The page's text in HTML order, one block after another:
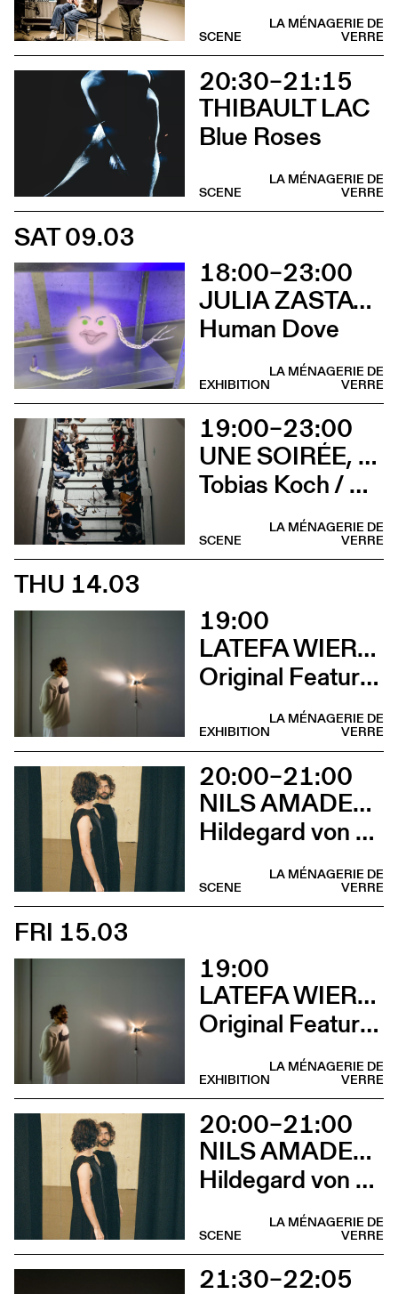
LA MÉNAGERIE DE
VERRE
SCENE
20:30–21:15
THIBAULT LAC
Blue Roses
LA MÉNAGERIE DE
VERRE
SCENE
SAT 09.03
18:00–23:00
JULIA ZASTAVA
Human Dove
LA MÉNAGERIE DE
VERRE
EXHIBITION
19:00–23:00
UNE SOIRÉE, QUATRE CONCERTS
Tobias Koch / Crème solaire / Nathalie Froehlich / Camilla Sparksss
LA MÉNAGERIE DE
VERRE
SCENE
THU 14.03
19:00
LATEFA WIERSCH
Original Features
LA MÉNAGERIE DE
VERRE
EXHIBITION
20:00–21:00
NILS AMADEUS LANGE
Hildegard von Bingen
LA MÉNAGERIE DE
VERRE
SCENE
FRI 15.03
19:00
LATEFA WIERSCH
Original Features
LA MÉNAGERIE DE
VERRE
EXHIBITION
20:00–21:00
NILS AMADEUS LANGE
Hildegard von Bingen
LA MÉNAGERIE DE
VERRE
SCENE
21:30–22:05